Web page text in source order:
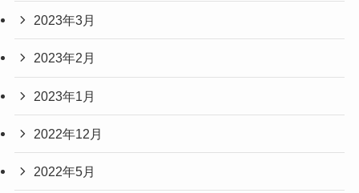
2023年3月
2023年2月
2023年1月
2022年12月
2022年5月